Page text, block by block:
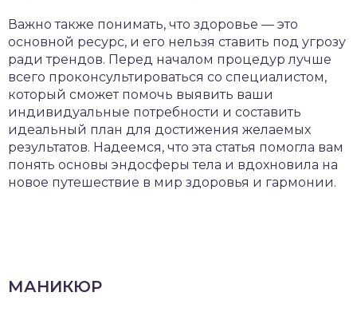
Важно также понимать, что здоровье — это
основной ресурс, и его нельзя ставить под угрозу
ради трендов. Перед началом процедур лучше
всего проконсультироваться со специалистом,
который сможет помочь выявить ваши
индивидуальные потребности и составить
идеальный план для достижения желаемых
результатов. Надеемся, что эта статья помогла вам
понять основы эндосферы тела и вдохновила на
новое путешествие в мир здоровья и гармонии.
МАНИКЮР